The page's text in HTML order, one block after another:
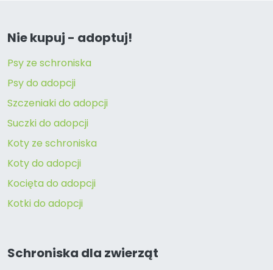
Nie kupuj - adoptuj!
Psy ze schroniska
Psy do adopcji
Szczeniaki do adopcji
Suczki do adopcji
Koty ze schroniska
Koty do adopcji
Kocięta do adopcji
Kotki do adopcji
Schroniska dla zwierząt